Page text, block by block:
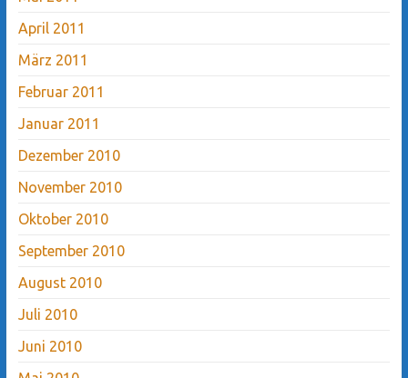
April 2011
März 2011
Februar 2011
Januar 2011
Dezember 2010
November 2010
Oktober 2010
September 2010
August 2010
Juli 2010
Juni 2010